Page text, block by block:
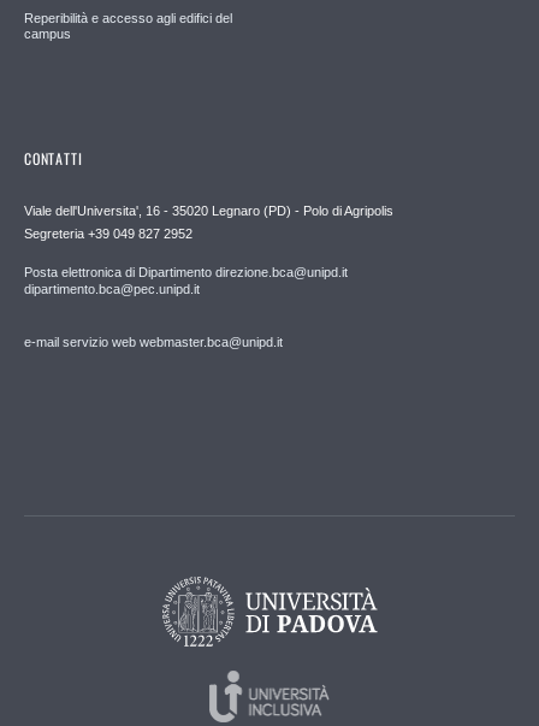
Reperibilità e accesso agli edifici del
campus
CONTATTI
Viale dell'Universita', 16 - 35020 Legnaro (PD) - Polo di Agripolis
Segreteria +39 049 827 2952
Posta elettronica di Dipartimento direzione.bca@unipd.it
dipartimento.bca@pec.unipd.it
e-mail servizio web webmaster.bca@unipd.it